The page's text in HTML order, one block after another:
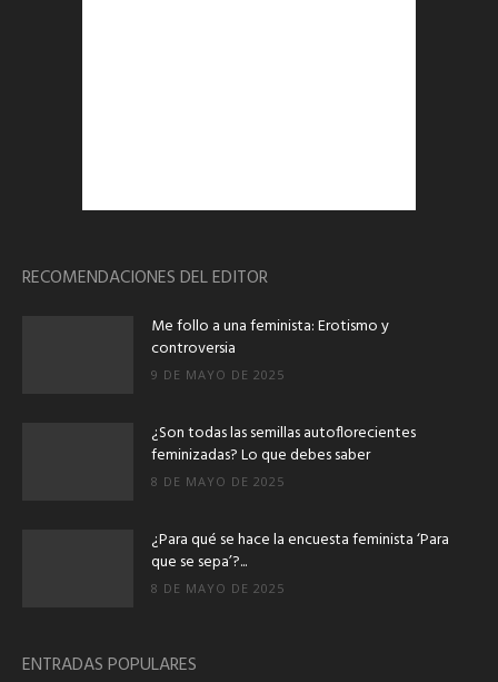
RECOMENDACIONES DEL EDITOR
Me follo a una feminista: Erotismo y
controversia
9 DE MAYO DE 2025
¿Son todas las semillas autoflorecientes
feminizadas? Lo que debes saber
8 DE MAYO DE 2025
¿Para qué se hace la encuesta feminista ‘Para
que se sepa’?...
8 DE MAYO DE 2025
ENTRADAS POPULARES